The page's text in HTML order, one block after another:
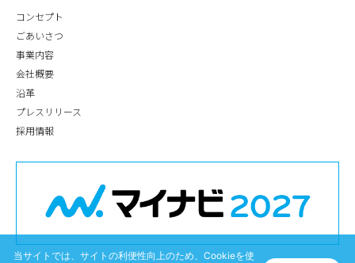
コンセプト
ごあいさつ
事業内容
会社概要
沿革
プレスリリース
採用情報
当サイトでは、サイトの利便性向上のため、Cookieを使